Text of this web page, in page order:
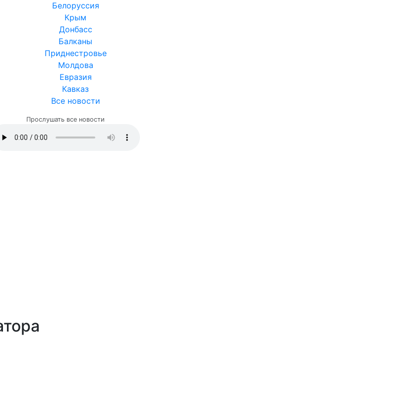
Белоруссия
Крым
Донбасс
Балканы
Приднестровье
Молдова
Евразия
Кавказ
Все новости
Прослушать все новости